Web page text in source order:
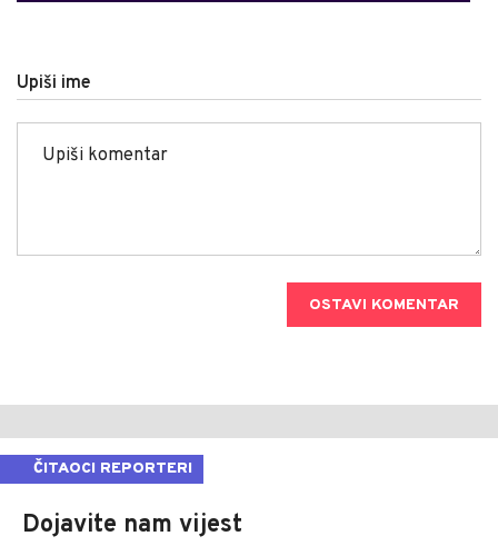
Upiši ime
OSTAVI KOMENTAR
ČITAOCI REPORTERI
Dojavite nam vijest